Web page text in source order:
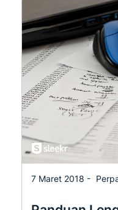
7 Maret 2018 -